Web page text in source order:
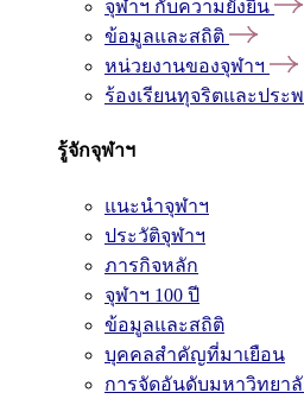
จุฬาฯ กับความยั่งยืน
ข้อมูลและสถิติ
หน่วยงานของจุฬาฯ
ร้องเรียนทุจริตและประ
รู้จักจุฬาฯ
แนะนำจุฬาฯ
ประวัติจุฬาฯ
ภารกิจหลัก
จุฬาฯ 100 ปี
ข้อมูลและสถิติ
บุคคลสำคัญที่มาเยือน
การจัดอันดับมหาวิทยาลั